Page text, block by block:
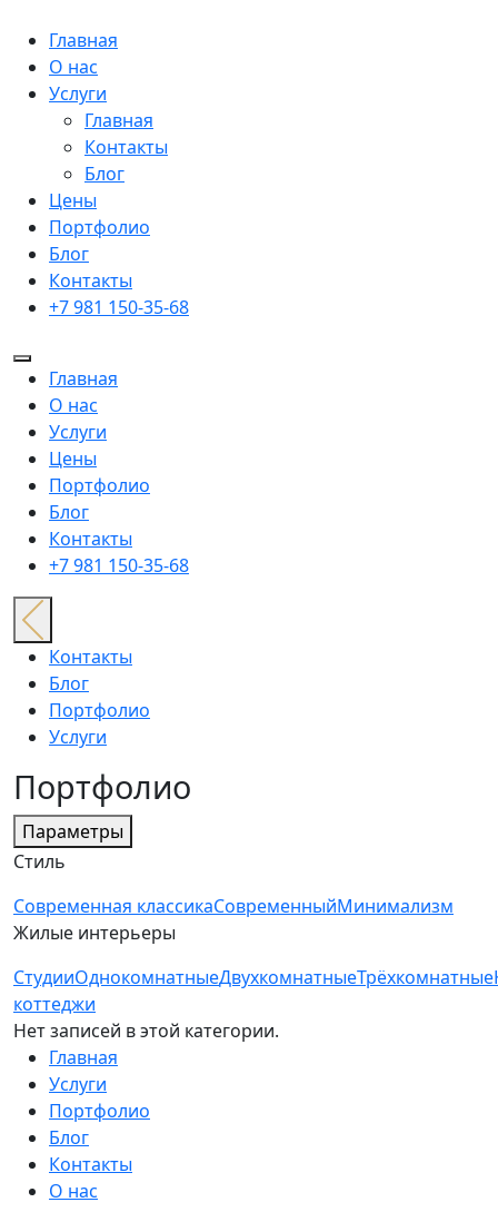
Главная
О нас
Услуги
Главная
Контакты
Блог
Цены
Портфолио
Блог
Контакты
+7 981 150-35-68
Главная
О нас
Услуги
Цены
Портфолио
Блог
Контакты
+7 981 150-35-68
Контакты
Блог
Портфолио
Услуги
Портфолио
Параметры
Стиль
Современная классикаСовременныйМинимализм
Жилые интерьеры
СтудииОднокомнатныеДвухкомнатныеТрёхкомнатные
коттеджи
Нет записей в этой категории.
Главная
Услуги
Портфолио
Блог
Контакты
О нас